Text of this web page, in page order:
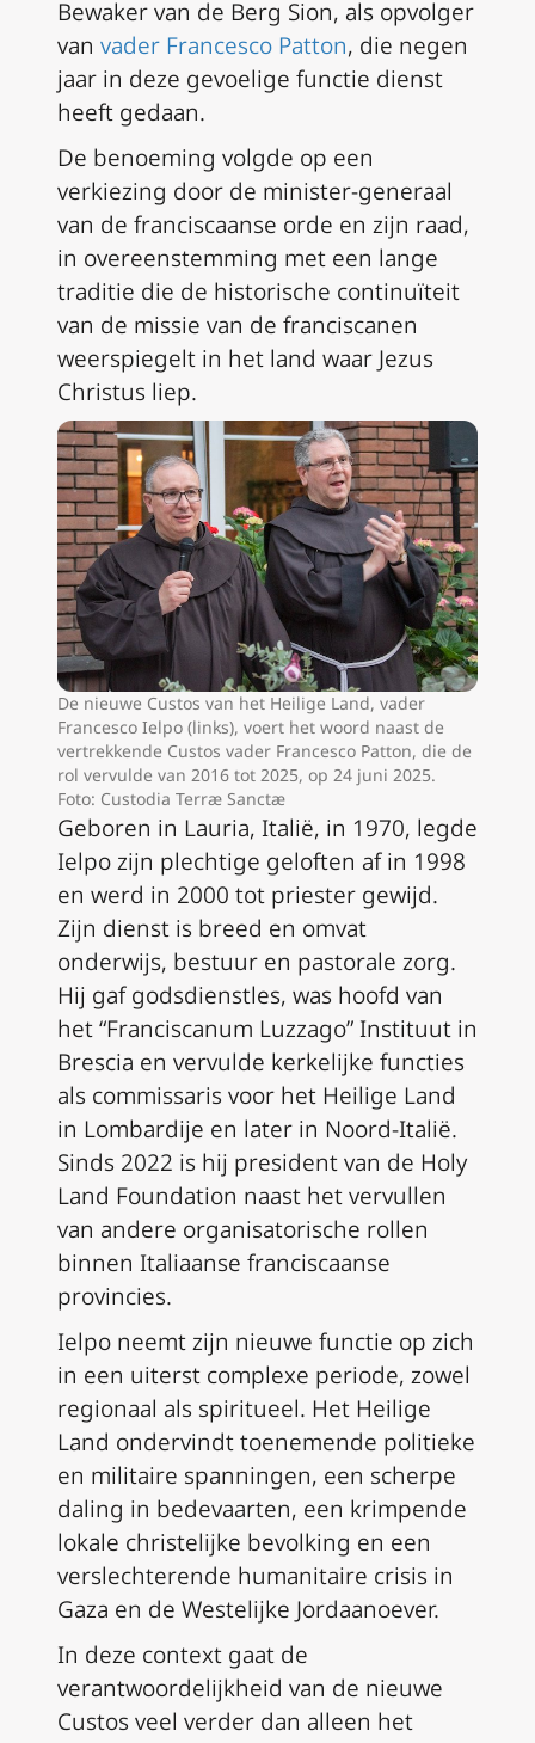
Bewaker van de Berg Sion, als opvolger
van vader Francesco Patton, die negen
jaar in deze gevoelige functie dienst
heeft gedaan.
De benoeming volgde op een
verkiezing door de minister-generaal
van de franciscaanse orde en zijn raad,
in overeenstemming met een lange
traditie die de historische continuïteit
van de missie van de franciscanen
weerspiegelt in het land waar Jezus
Christus liep.
De nieuwe Custos van het Heilige Land, vader
Francesco Ielpo (links), voert het woord naast de
vertrekkende Custos vader Francesco Patton, die de
rol vervulde van 2016 tot 2025, op 24 juni 2025.
Foto: Custodia Terræ Sanctæ
Geboren in Lauria, Italië, in 1970, legde
Ielpo zijn plechtige geloften af in 1998
en werd in 2000 tot priester gewijd.
Zijn dienst is breed en omvat
onderwijs, bestuur en pastorale zorg.
Hij gaf godsdienstles, was hoofd van
het “Franciscanum Luzzago” Instituut in
Brescia en vervulde kerkelijke functies
als commissaris voor het Heilige Land
in Lombardije en later in Noord-Italië.
Sinds 2022 is hij president van de Holy
Land Foundation naast het vervullen
van andere organisatorische rollen
binnen Italiaanse franciscaanse
provincies.
Ielpo neemt zijn nieuwe functie op zich
in een uiterst complexe periode, zowel
regionaal als spiritueel. Het Heilige
Land ondervindt toenemende politieke
en militaire spanningen, een scherpe
daling in bedevaarten, een krimpende
lokale christelijke bevolking en een
verslechterende humanitaire crisis in
Gaza en de Westelijke Jordaanoever.
In deze context gaat de
verantwoordelijkheid van de nieuwe
Custos veel verder dan alleen het